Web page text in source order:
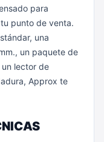
para
punto de venta.
una
un paquete de
lector de
Approx te